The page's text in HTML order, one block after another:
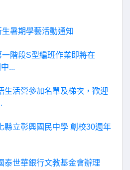
暑期學藝活動通知
階段S型編班作業即將在
...
生活營參加名單及梯次，歡迎
縣立彰興國民中學 創校30週年
泰世華銀行文教基金會辦理